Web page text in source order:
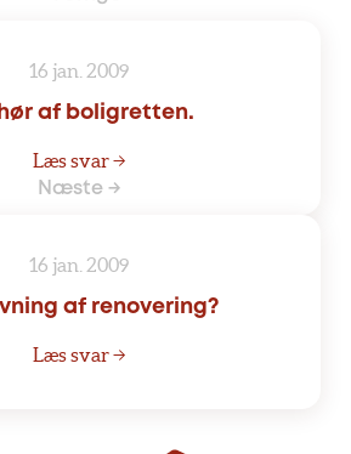
16 jan. 2009
af boligretten.
Læs svar →
Næste →
16 jan. 2009
af renovering?
Læs svar →